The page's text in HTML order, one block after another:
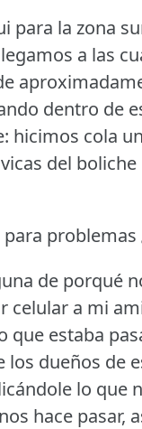
para la zona
a las
dentro de
hicimos cola
del
problemas
de porqué
celular a mi
que estaba
dueños de
lo que
hace pasar,